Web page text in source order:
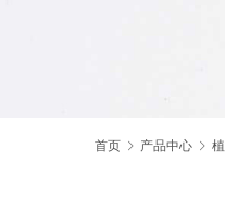
首页 产品中心